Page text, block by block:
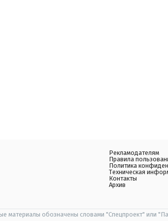
Рекламодателям
Правила
Политика
Техническая
Контакты
Архив
материалы обозначены словами "Спецпроект" или